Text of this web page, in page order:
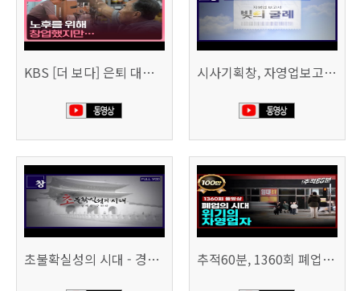
KBS [더 보다] 은퇴 대신 폐업 시사기획창, 자영업보고서 빚의 굴레 507회 (KBS 25.6.10)
초불확실성의 시대 - 경제를 구하라 494회 (KBS 25.2.11) 추적60분, 1360회 폐업의 시대, 위기의 자영업자